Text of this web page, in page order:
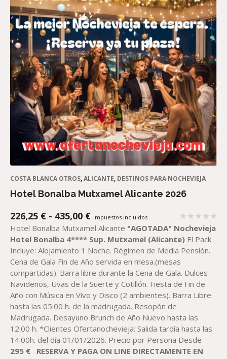
COSTA BLANCA OTROS,ALICANTE, DESTINOS PARA NOCHEVIEJA
Hotel Bonalba Mutxamel Alicante 2026
226,25 € - 435,00 €RANGO
DE
PRECIOS:
DESDE
226,25 €
HASTA
435,00 €
Impuestos Incluidos
Hotel Bonalba Mutxamel Alicante "AGOTADA" Nochevieja
Hotel Bonalba 4**** Sup. Mutxamel (Alicante) El Pack
Incluye: Alojamiento 1 Noche. Régimen de Media Pensión.
Cena de Gala Fin de Año servida en mesa.(mesas
compartidas). Barra libre durante la Cena de Gala. Dulces
Navideños, Uvas de la Suerte y Cotillón. Fiesta de Fin de
Año con Música en Vivo y Disco (2 ambientes). Barra Libre
hasta las 05:00 h. de la madrugada. Resopón de
Madrugada. Desayuno Brunch de Año Nuevo hasta las
12:00 h. *Clientes Ofertanochevieja: Salida tardía hasta las
14:00h. del día 01/01/2026. Precio por Persona Desde
295 €
RESERVA Y PAGA ON LINE DIRECTAMENTE EN